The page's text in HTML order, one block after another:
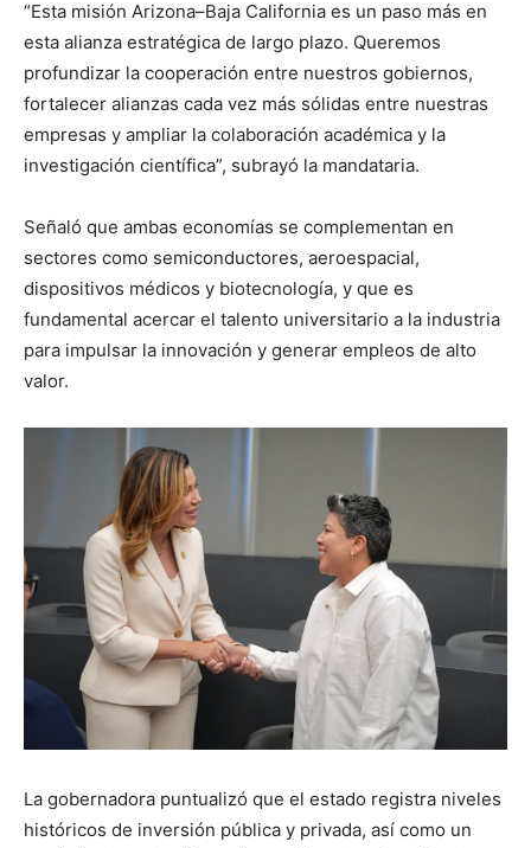
“Esta misión Arizona–Baja California es un paso más en
esta alianza estratégica de largo plazo. Queremos
profundizar la cooperación entre nuestros gobiernos,
fortalecer alianzas cada vez más sólidas entre nuestras
empresas y ampliar la colaboración académica y la
investigación científica”, subrayó la mandataria.
Señaló que ambas economías se complementan en
sectores como semiconductores, aeroespacial,
dispositivos médicos y biotecnología, y que es
fundamental acercar el talento universitario a la industria
para impulsar la innovación y generar empleos de alto
valor.
La gobernadora puntualizó que el estado registra niveles
históricos de inversión pública y privada, así como un